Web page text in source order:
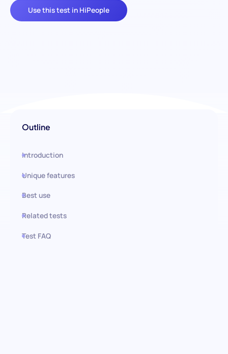
Use this test in HiPeople
Outline
Introduction
Unique features
Best use
Related tests
Test FAQ